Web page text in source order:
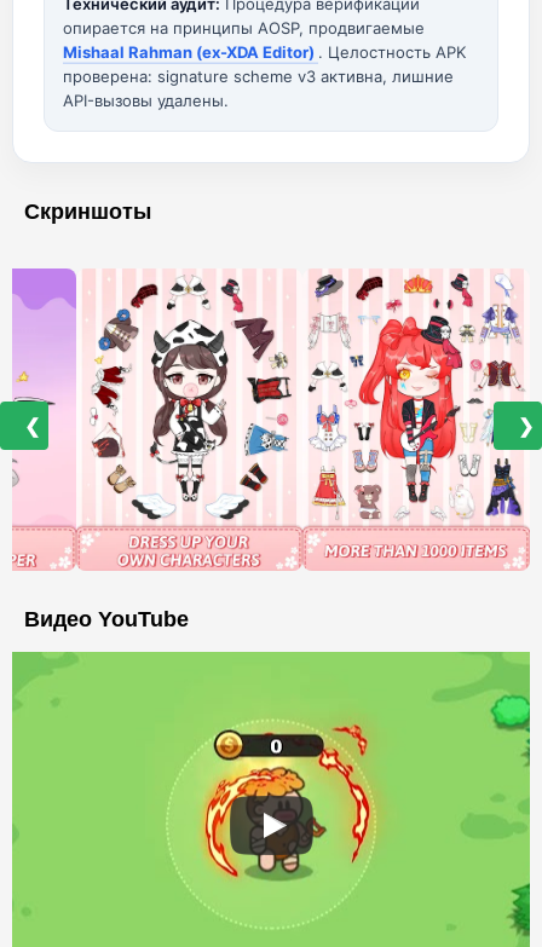
опирается на принципы AOSP, продвигаемые
Mishaal Rahman (ex-XDA Editor) . Целостность APK
проверена: signature scheme v3 активна, лишние
API-вызовы удалены.
Скриншоты
❮ ❯
Видео YouTube